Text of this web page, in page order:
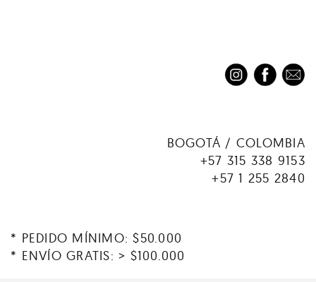
BOGOTÁ / COLOMBIA
+57 315 338 9153
+57 1 255 2840
* PEDIDO MÍNIMO: $50.000
* ENVÍO GRATIS: > $100.000